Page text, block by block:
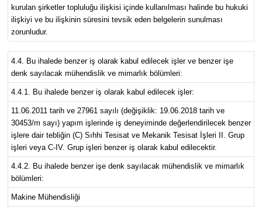
kurulan şirketler topluluğu ilişkisi içinde kullanılması halinde bu hukuki
ilişkiyi ve bu ilişkinin süresini tevsik eden belgelerin sunulması
zorunludur.
4.4. Bu ihalede benzer iş olarak kabul edilecek işler ve benzer işe
denk sayılacak mühendislik ve mimarlık bölümleri:
4.4.1. Bu ihalede benzer iş olarak kabul edilecek işler:
11.06.2011 tarih ve 27961 sayılı (değişiklik: 19.06.2018 tarih ve
30453/m sayı) yapım işlerinde iş deneyiminde değerlendirilecek benzer
işlere dair tebliğin (C) Sıhhi Tesisat ve Mekanik Tesisat İşleri II. Grup
işleri veya C-IV. Grup işleri benzer iş olarak kabul edilecektir.
4.4.2. Bu ihalede benzer işe denk sayılacak mühendislik ve mimarlık
bölümleri:
Makine Mühendisliği